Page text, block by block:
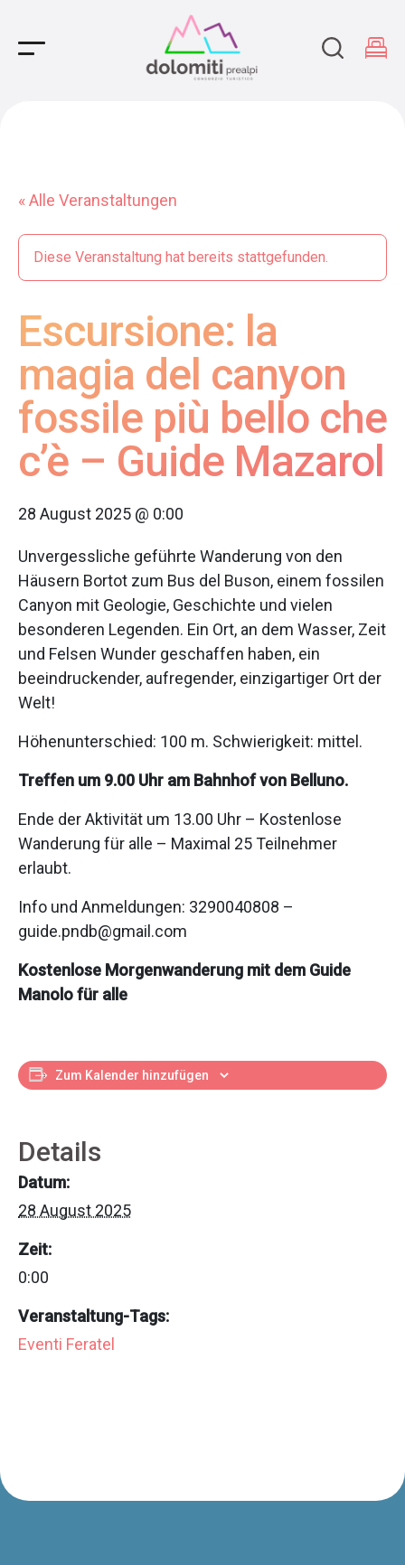
Main Navigation
« Alle Veranstaltungen
Diese Veranstaltung hat bereits stattgefunden.
Escursione: la
magia del canyon
fossile più bello che
c’è – Guide Mazarol
28 August 2025 @ 0:00
Unvergessliche geführte Wanderung von den
Häusern Bortot zum Bus del Buson, einem fossilen
Canyon mit Geologie, Geschichte und vielen
besonderen Legenden. Ein Ort, an dem Wasser, Zeit
und Felsen Wunder geschaffen haben, ein
beeindruckender, aufregender, einzigartiger Ort der
Welt!
Höhenunterschied: 100 m. Schwierigkeit: mittel.
Treffen um 9.00 Uhr am Bahnhof von Belluno.
Ende der Aktivität um 13.00 Uhr – Kostenlose
Wanderung für alle – Maximal 25 Teilnehmer
erlaubt.
Info und Anmeldungen: 3290040808 –
guide.pndb@gmail.com
Kostenlose Morgenwanderung mit dem Guide
Manolo für alle
Zum Kalender hinzufügen
Details
Datum:
28 August 2025
Zeit:
0:00
Veranstaltung-Tags:
Eventi Feratel